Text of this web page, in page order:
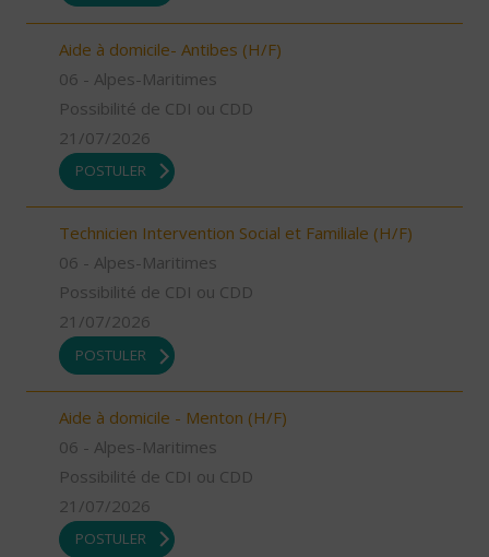
Aide à domicile- Antibes (H/F)
06 - Alpes-Maritimes
Possibilité de CDI ou CDD
21/07/2026
POSTULER
Technicien Intervention Social et Familiale (H/F)
06 - Alpes-Maritimes
Possibilité de CDI ou CDD
21/07/2026
POSTULER
Aide à domicile - Menton (H/F)
06 - Alpes-Maritimes
Possibilité de CDI ou CDD
21/07/2026
POSTULER